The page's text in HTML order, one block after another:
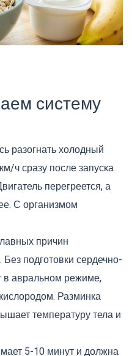
систему
разогнать холодный
ч сразу после запуска
перегреется, а
С организмом
причин
подготовки сердечно-
в авральном режиме,
Разминка
температуру тела и
5-10 минут и должна